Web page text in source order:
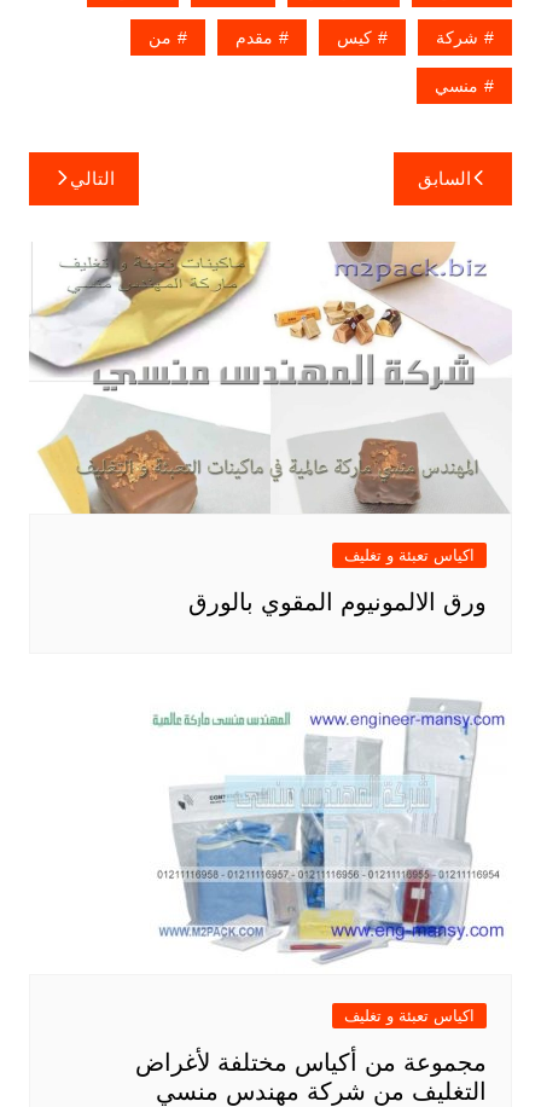
شركة كيس مقدم من
منسي
تصفّح
المقالات
السابق التالي
اكياس تعبئة و تغليف
ورق الالمونيوم المقوي بالورق
اكياس تعبئة و تغليف
مجموعة من أكياس مختلفة لأغراض
التغليف من شركة مهندس منسي